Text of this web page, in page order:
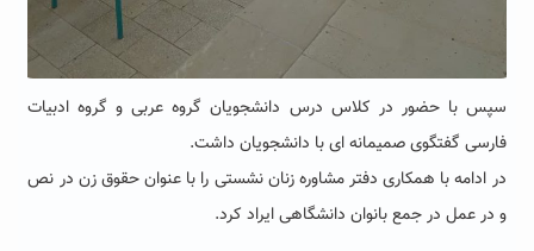
سپس با حضور در کلاس درس دانشجویان گروه عربی و گروه ادبیات
فارسی گفتگوی صمیمانه ای با دانشجویان داشت.
در ادامه با همکاری دفتر مشاوره زنان نشستی را با عنوان حقوق زن در نص
و در عمل در جمع بانوان دانشگاهی ایراد کرد.